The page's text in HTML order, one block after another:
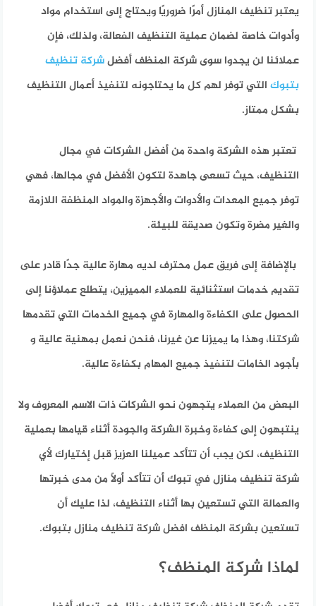
يعتبر تنظيف المنازل أمرًا ضروريًا ويحتاج إلى استخدام مواد
وأدوات خاصة لضمان عملية التنظيف الفعالة، ولذلك، فإن
عملائنا لن يجدوا سوى شركة المنظف أفضلشركة تنظيف
بتبوك التي توفر لهم كل ما يحتاجونه لتنفيذ أعمال التنظيف
بشكل ممتاز.
تعتبر هذه الشركة واحدة من أفضل الشركات في مجال
التنظيف، حيث تسعى جاهدة لتكون الأفضل في مجالها، فهي
توفر جميع المعدات والأدوات والأجهزة والمواد المنظفة اللازمة
والغير مضرة وتكون صديقة للبيئة.
بالإضافة إلى فريق عمل محترف لديه مهارة عالية جدًا قادر على
تقديم خدمات استثنائية للعملاء المميزين، يتطلع عملاؤنا إلى
الحصول على الكفاءة والمهارة في جميع الخدمات التي تقدمها
شركتنا، وهذا ما يميزنا عن غيرنا، فنحن نعمل بمهنية عالية و
بأجود الخامات لتنفيذ جميع المهام بكفاءة عالية.
البعض من العملاء يتجهون نحو الشركات ذات الاسم المعروف ولا
ينتبهون إلى كفاءة وخبرة الشركة والجودة أثناء قيامها بعملية
التنظيف، لكن يجب أن تتأكد عميلنا العزيز قبل إختيارك لأي
شركة تنظيف منازل في تبوك أن تتأكد أولًا من مدى خبرتها
والعمالة التي تستعين بها أثناء التنظيف، لذا عليك أن
تستعين بشركة المنظف افضل شركة تنظيف منازل بتبوك.
لماذا شركة المنظف؟